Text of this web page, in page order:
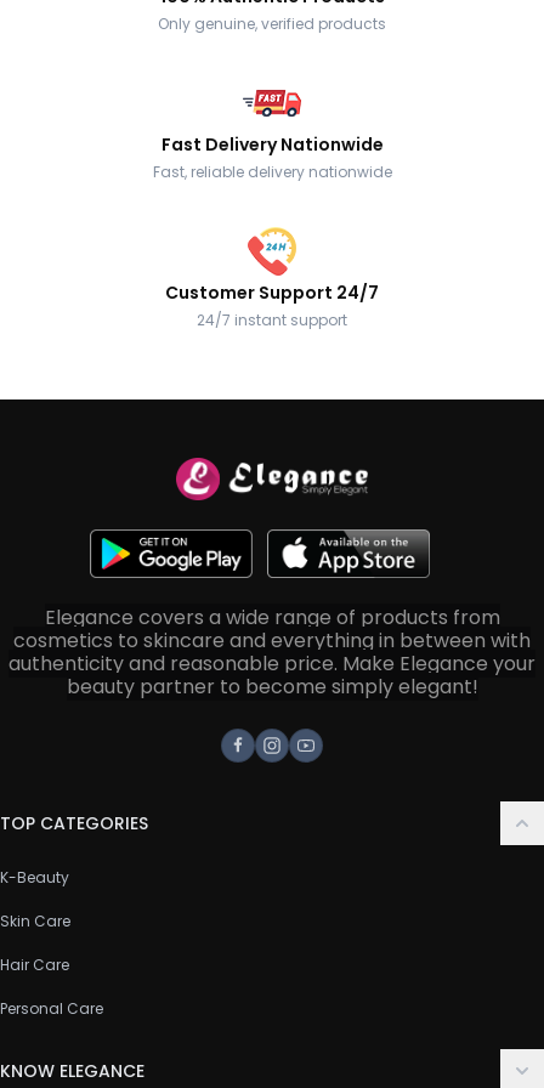
Only genuine, verified products
Fast Delivery Nationwide
Fast, reliable delivery nationwide
Customer Support 24/7
24/7 instant support
Elegance covers a wide range of products from
cosmetics to skincare and everything in between with
authenticity and reasonable price. Make Elegance your
beauty partner to become simply elegant!
Facebook
Instagram
Youtube
TOP CATEGORIES
K-Beauty
Skin Care
Hair Care
Personal Care
KNOW ELEGANCE